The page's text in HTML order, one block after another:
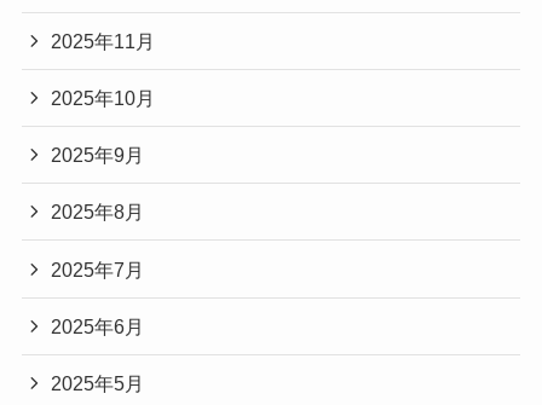
2025年11月
2025年10月
2025年9月
2025年8月
2025年7月
2025年6月
2025年5月